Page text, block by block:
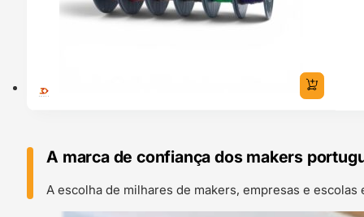
A marca de confiança dos makers
A escolha de milhares de makers, empresas e escolas